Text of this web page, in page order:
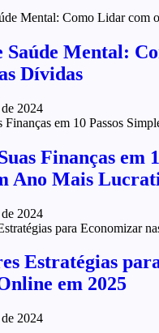
Saúde Mental:
Dívidas
2024
Finanças em
Ano Mais
2024
Estratégias
em 2025
2024